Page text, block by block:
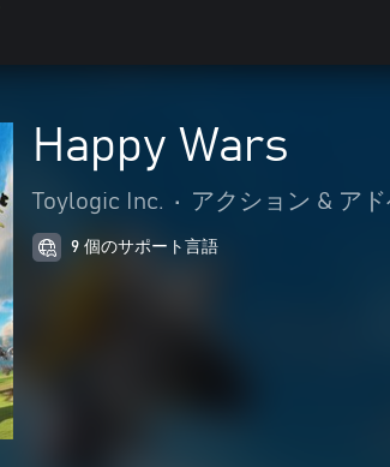
Happy Wars
Toylogic Inc. • アクション & ア
9 個のサポート言語